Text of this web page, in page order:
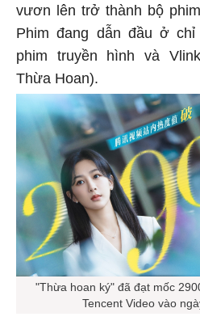
vươn lên trở thành bộ
Phim đang dẫn đầu ở chỉ
phim truyền hình và
Thừa Hoan).
"Thừa hoan ký" đã đạt mốc
Tencent Video vào